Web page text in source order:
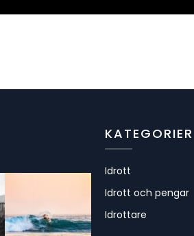
KATEGORIER
Idrott
Idrott och pengar
Idrottare